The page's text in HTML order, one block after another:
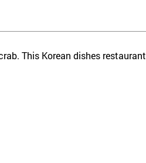
This Korean dishes restaurant